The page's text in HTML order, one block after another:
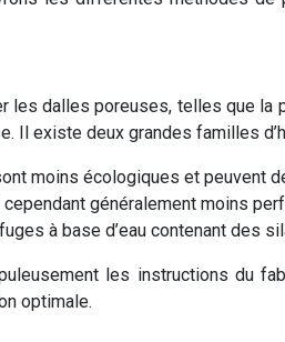
dalles poreuses, telles que la
Il existe deux grandes familles
moins écologiques et peuvent
généralement moins
à base d’eau contenant des
les instructions du
optimale.